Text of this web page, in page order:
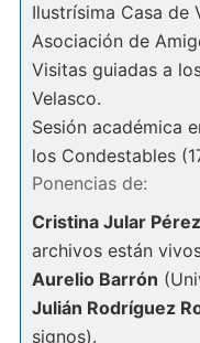
Ilustrísima Casa de
Asociación de
Visitas guiadas a
Velasco.
Sesión académica
los Condestables
Ponencias de:
Cristina Jular
archivos están
Aurelio Barrón
Julián Rodríguez
signos).